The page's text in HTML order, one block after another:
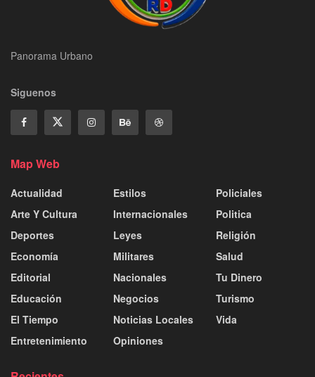
Panorama Urbano
Siguenos
Map Web
Actualidad
Arte Y Cultura
Deportes
Economía
Editorial
Educación
El Tiempo
Entretenimiento
Estilos
Internacionales
Leyes
Militares
Nacionales
Negocios
Noticias Locales
Opiniones
Policiales
Politica
Religión
Salud
Tu Dinero
Turismo
Vida